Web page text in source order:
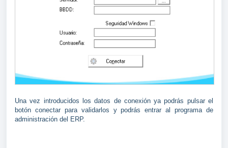
Una vez introducidos los datos de conexión ya podrás pulsar el
botón conectar para validarlos y podrás entrar al programa de
administración del ERP.